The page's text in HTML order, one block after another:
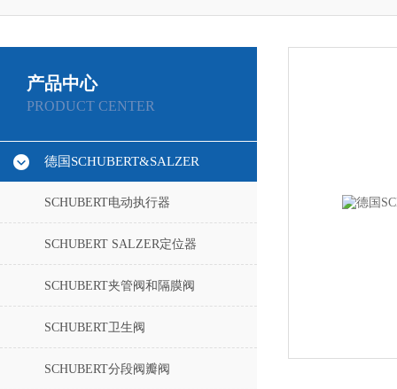
产品中心
PRODUCT CENTER
德国SCHUBERT&SALZER
SCHUBERT电动执行器
SCHUBERT SALZER定位器
SCHUBERT夹管阀和隔膜阀
SCHUBERT卫生阀
SCHUBERT分段阀瓣阀